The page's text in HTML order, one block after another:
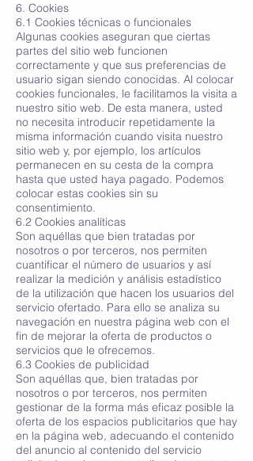
6. Cookies
6.1 Cookies técnicas o funcionales
Algunas cookies aseguran que ciertas
partes del sitio web funcionen
correctamente y que sus preferencias de
usuario sigan siendo conocidas. Al colocar
cookies funcionales, le facilitamos la visita a
nuestro sitio web. De esta manera, usted
no necesita introducir repetidamente la
misma información cuando visita nuestro
sitio web y, por ejemplo, los artículos
permanecen en su cesta de la compra
hasta que usted haya pagado. Podemos
colocar estas cookies sin su
consentimiento.
6.2 Cookies analíticas
Son aquéllas que bien tratadas por
nosotros o por terceros, nos permiten
cuantificar el número de usuarios y así
realizar la medición y análisis estadístico
de la utilización que hacen los usuarios del
servicio ofertado. Para ello se analiza su
navegación en nuestra página web con el
fin de mejorar la oferta de productos o
servicios que le ofrecemos.
6.3 Cookies de publicidad
Son aquéllas que, bien tratadas por
nosotros o por terceros, nos permiten
gestionar de la forma más eficaz posible la
oferta de los espacios publicitarios que hay
en la página web, adecuando el contenido
del anuncio al contenido del servicio